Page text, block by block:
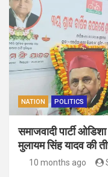
NATION POLITICS
समाजवादी पार्टी
मुलायम सिंह यादव की
10 months ago